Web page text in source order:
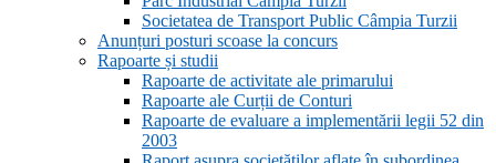
Societatea de Transport Public Câmpia Turzii
Anunțuri posturi scoase la concurs
Rapoarte și studii
Rapoarte de activitate ale primarului
Rapoarte ale Curții de Conturi
Rapoarte de evaluare a implementării legii 52 din
2003